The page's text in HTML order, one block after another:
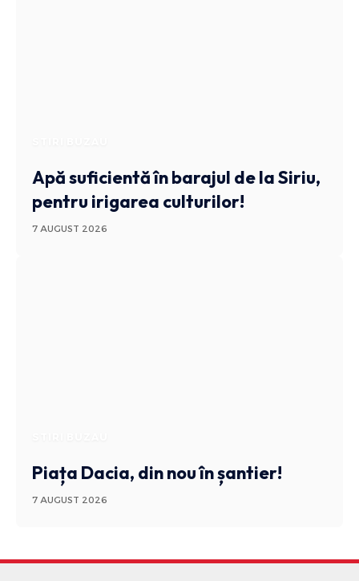
Apă suficientă în barajul de la Siriu,
pentru irigarea culturilor!
7 AUGUST 2026
Piața Dacia, din nou în șantier!
7 AUGUST 2026